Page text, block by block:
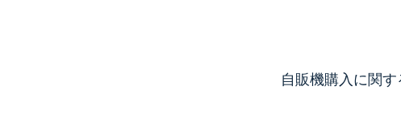
自販機購入に関